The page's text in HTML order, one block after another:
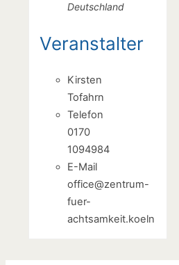
Deutschland
Veranstalter
Kirsten
Tofahrn
Telefon
0170
1094984
E-Mail
office@zentrum-
fuer-
achtsamkeit.koeln